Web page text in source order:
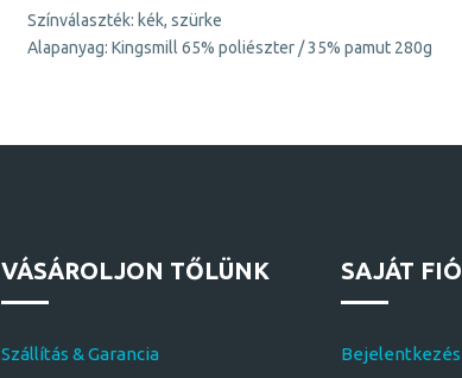
Színválaszték: kék, szürke
Alapanyag: Kingsmill 65% poliészter / 35% pamut 280g
VÁSÁROLJON TŐLÜNK
Szállítás & Garancia
SAJÁT
Bejelentkezés